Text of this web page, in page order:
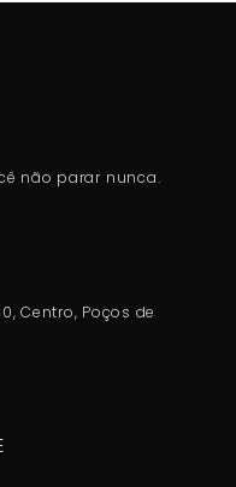
não parar nunca.
Centro, Poços de